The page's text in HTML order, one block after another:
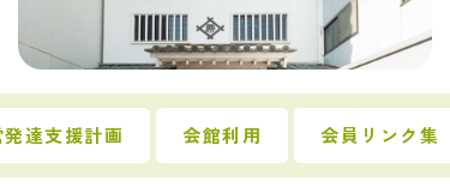
達支援計画 会館利用 会員リンク集